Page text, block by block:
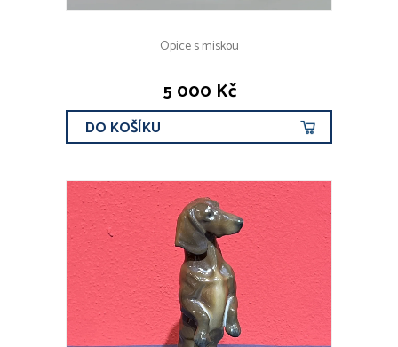
Opice s miskou
5 000 Kč
DO KOŠÍKU